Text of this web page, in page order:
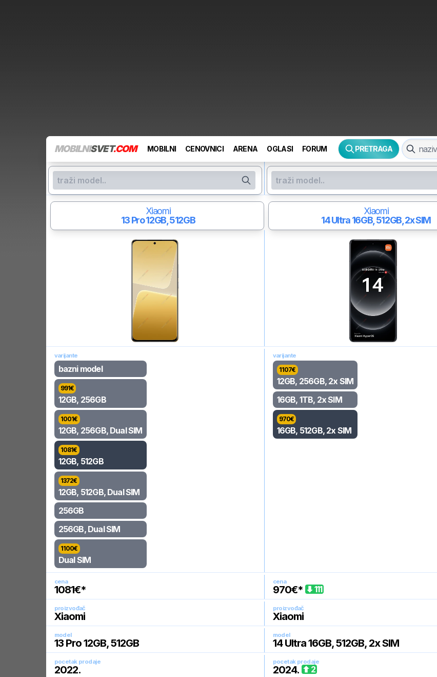
MOBILNISVET.COM MOBILNI CENOVNICI ARENA OGLASI FORUM PRETRAGA
Xiaomi
13 Pro12GB, 512GB
Xiaomi
14 Ultra16GB, 512GB, 2x SIM
varijante
bazni model
991€
12GB, 256GB
1001€
12GB, 256GB, Dual SIM
1081€
12GB, 512GB
1372€
12GB, 512GB, Dual SIM
256GB
256GB, Dual SIM
1100€
Dual SIM
varijante
1107€
12GB, 256GB, 2x SIM
16GB, 1TB, 2x SIM
970€
16GB, 512GB, 2x SIM
cena
1081€*
cena
970€* 111
proizvođač
Xiaomi
proizvođač
Xiaomi
model
13 Pro 12GB, 512GB
model
14 Ultra 16GB, 512GB, 2x SIM
pocetak prodaje
2022.
pocetak prodaje
2024. 2